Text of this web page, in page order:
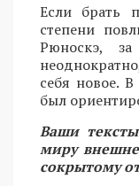
Если брать
степени
Рюноскэ,
себя новое.
был
Ваши
миру
сокрытому